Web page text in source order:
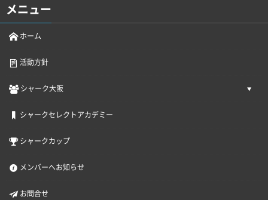
メニュー
ホーム
活動方針
シャーク大阪
シャークセレクトアカデミー
シャークカップ
メンバーへお知らせ
お問合せ